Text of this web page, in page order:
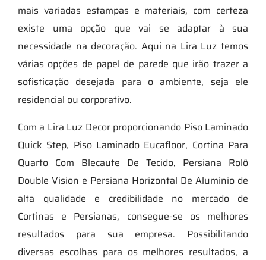
mais variadas estampas e materiais, com certeza
existe uma opção que vai se adaptar à sua
necessidade na decoração. Aqui na Lira Luz temos
várias opções de papel de parede que irão trazer a
sofisticação desejada para o ambiente, seja ele
residencial ou corporativo.
Com a Lira Luz Decor proporcionando Piso Laminado
Quick Step, Piso Laminado Eucafloor, Cortina Para
Quarto Com Blecaute De Tecido, Persiana Rolô
Double Vision e Persiana Horizontal De Alumínio de
alta qualidade e credibilidade no mercado de
Cortinas e Persianas, consegue-se os melhores
resultados para sua empresa. Possibilitando
diversas escolhas para os melhores resultados, a